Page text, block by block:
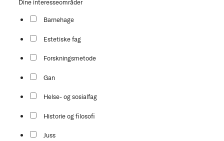
Dine interesseområder
Barnehage
Estetiske fag
Forskningsmetode
Gan
Helse- og sosialfag
Historie og filosofi
Juss